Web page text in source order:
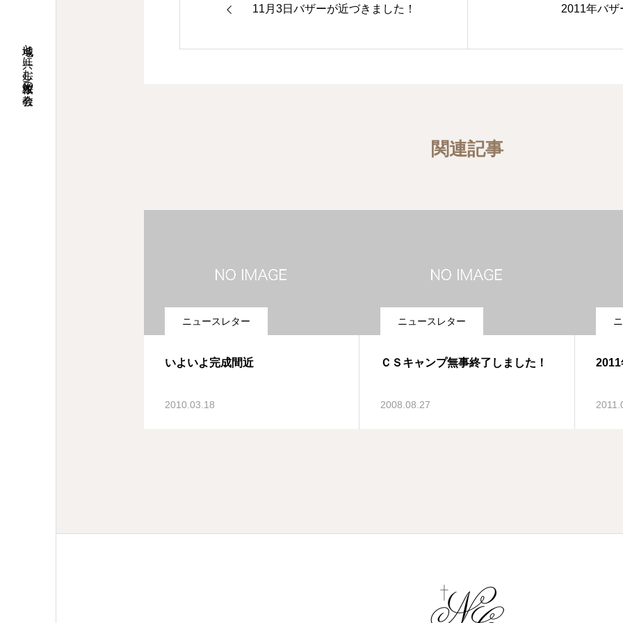
地域と共に歩む桜並木の教会
11月3日バザーが近づきました！ 2011年バザ
関連記事
ニュースレター
いよいよ完成間近
2010.03.18
ニュースレター
ＣＳキャンプ無事終了しました！
2008.08.27